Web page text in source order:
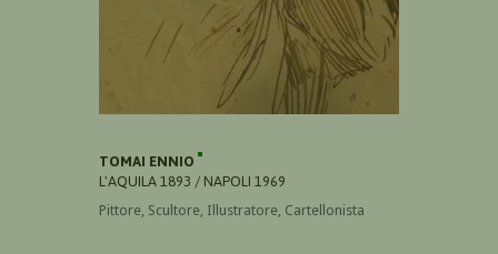
TOMAI ENNIO
L'AQUILA 1893 / NAPOLI 1969
Pittore, Scultore, Illustratore, Cartellonista